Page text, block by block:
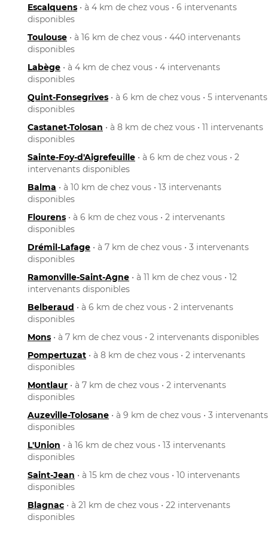
Escalquens • à 4 km de chez vous • 6 intervenants
disponibles
Toulouse • à 16 km de chez vous • 440 intervenants
disponibles
Labège • à 4 km de chez vous • 4 intervenants
disponibles
Quint-Fonsegrives • à 6 km de chez vous • 5 intervenants
disponibles
Castanet-Tolosan • à 8 km de chez vous • 11 intervenants
disponibles
Sainte-Foy-d'Aigrefeuille • à 6 km de chez vous • 2
intervenants disponibles
Balma • à 10 km de chez vous • 13 intervenants
disponibles
Flourens • à 6 km de chez vous • 2 intervenants
disponibles
Drémil-Lafage • à 7 km de chez vous • 3 intervenants
disponibles
Ramonville-Saint-Agne • à 11 km de chez vous • 12
intervenants disponibles
Belberaud • à 6 km de chez vous • 2 intervenants
disponibles
Mons • à 7 km de chez vous • 2 intervenants disponibles
Pompertuzat • à 8 km de chez vous • 2 intervenants
disponibles
Montlaur • à 7 km de chez vous • 2 intervenants
disponibles
Auzeville-Tolosane • à 9 km de chez vous • 3 intervenants
disponibles
L'Union • à 16 km de chez vous • 13 intervenants
disponibles
Saint-Jean • à 15 km de chez vous • 10 intervenants
disponibles
Blagnac • à 21 km de chez vous • 22 intervenants
disponibles